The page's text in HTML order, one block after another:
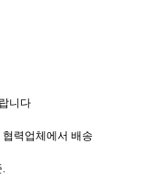
니다
력업체에서 배송